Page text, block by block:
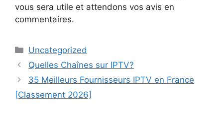
vous sera utile et attendons vos avis en
commentaires.
Uncategorized
Quelles Chaînes sur IPTV​?
35 Meilleurs Fournisseurs IPTV en France
[Classement 2026]